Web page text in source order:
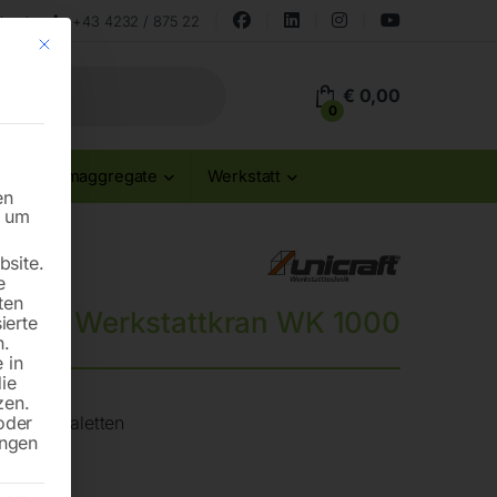
+43 4232 / 875 22
0
€ 0,00
Stromaggregate Werkstatt
Werkstattkran WK 1000
Europaletten
Mit diesem Button wird der Dialog geschlossen. Seine Funktionalität ist
in